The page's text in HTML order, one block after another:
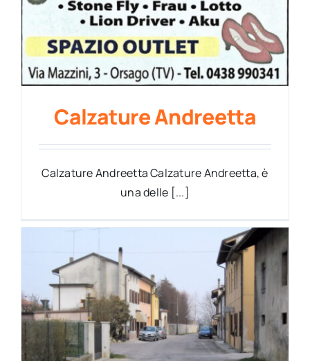
Calzature Andreetta
Calzature Andreetta Calzature Andreetta, è
una delle [...]